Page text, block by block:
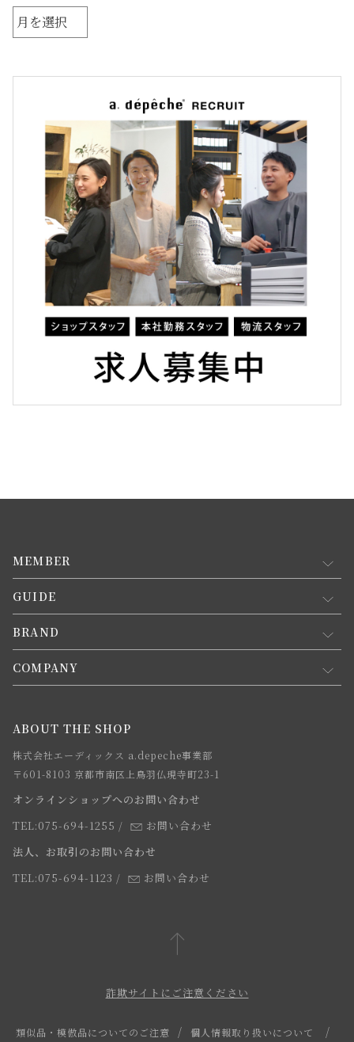
MEMBER
マイページ
新規会員登録
会員規約について
GUIDE
お買い物ガイド
会員登録について
お支払方法について
お届けについて
よくあるご質問
BRAND
コンセプト
webカタログ
COMPANY
店舗一覧
求人情報
法人のお客様
スタッフ
ABOUT THE SHOP
株式会社エーディックス a.depeche事業部
〒601-8103 京都市南区上鳥羽仏現寺町23-1
オンラインショップへのお問い合わせ
TEL:075-694-1255 /
お問い合わせ
法人、お取引のお問い合わせ
TEL:075-694-1123 / お問い合わせ
詐欺サイトにご注意ください
類似品・模倣品についてのご注意 個人情報取り扱いについて